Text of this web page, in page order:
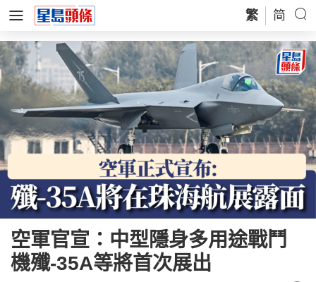
繁 简
空軍官宣：中型隱身多用途戰鬥
機殲-35A等將首次展出